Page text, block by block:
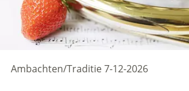
Ambachten/Traditie7-12-2026